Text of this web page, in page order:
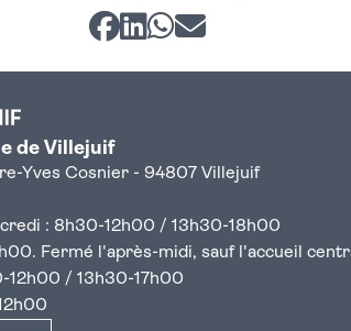
Partager sur Facebook
Partager sur LinkedIn
Partager sur Whatsapp
Partager par
de Villejuif
Yves Cosnier - 94807 Villejuif
: 8h30-12h00 / 13h30-18h00
Fermé l'après-midi, sauf l'accueil
12h00 / 13h30-17h00